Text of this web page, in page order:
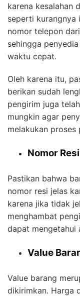
karena kesalahan
seperti kurangnya
nomor telepon
sehingga
waktu cepat.
Oleh karena itu,
berikan sudah
pengirim juga
mungkin agar
melakukan proses
Nomor Resi
Pastikan bahwa
nomor resi jelas
karena jika tidak
menghambat
dapat mengetahui
Value
Value barang
dikirimkan. Harga